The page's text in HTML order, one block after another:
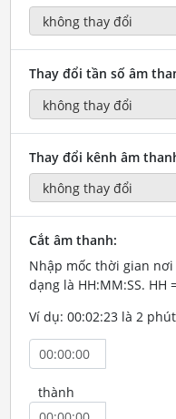
Thay đổi tần số âm
Thay đổi kênh âm
Cắt âm thanh:
Nhập mốc thời gian
dạng là HH:MM:SS. HH
Ví dụ: 00:02:23 là 2
thành